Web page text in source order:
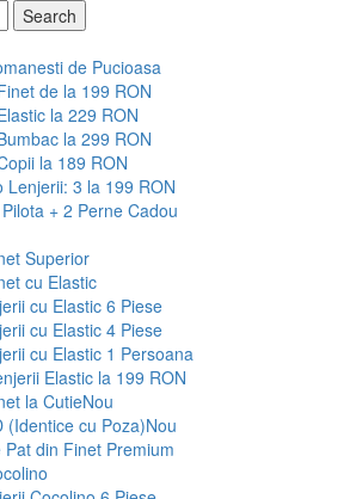
Search
de Pucioasa
de la 199 RON
la 229 RON
la 299 RON
la 189 RON
Lenjerii: 3 la 199 RON
+ 2 Perne Cadou
Superior
cu Elastic
cu Elastic 6 Piese
cu Elastic 4 Piese
cu Elastic 1 Persoana
Elastic la 199 RON
la CutieNou
(Identice cu Poza)Nou
Pat din Finet Premium